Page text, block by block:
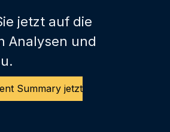
jetzt auf die
Analysen und
Summary jetzt